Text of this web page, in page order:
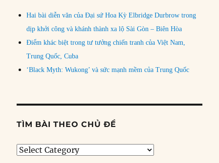
Hai bài diễn văn của Đại sứ Hoa Kỳ Elbridge Durbrow trong
dịp khởi công và khánh thành xa lộ Sài Gòn – Biên Hòa
Điểm khác biệt trong tư tưởng chiến tranh của Việt Nam,
Trung Quốc, Cuba
‘Black Myth: Wukong’ và sức mạnh mềm của Trung Quốc
TÌM BÀI THEO CHỦ ĐỀ
Tìm